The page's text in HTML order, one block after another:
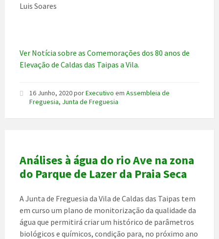
Luis Soares
Ver Notícia sobre as Comemorações dos 80 anos de
Elevação de Caldas das Taipas a Vila.
16 Junho, 2020porExecutivo em Assembleia de
Freguesia, Junta de Freguesia
Análises à água do rio Ave na zona
do Parque de Lazer da Praia Seca
A Junta de Freguesia da Vila de Caldas das Taipas tem
em curso um plano de monitorização da qualidade da
água que permitirá criar um histórico de parâmetros
biológicos e químicos, condição para, no próximo ano